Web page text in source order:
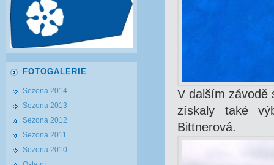
V dalším závodě
získaly také
Bittnerová.
FOTOGALERIE
Sezona 2014
Sezona 2013
Sezona 2012
Sezona 2011
Sezona 2010